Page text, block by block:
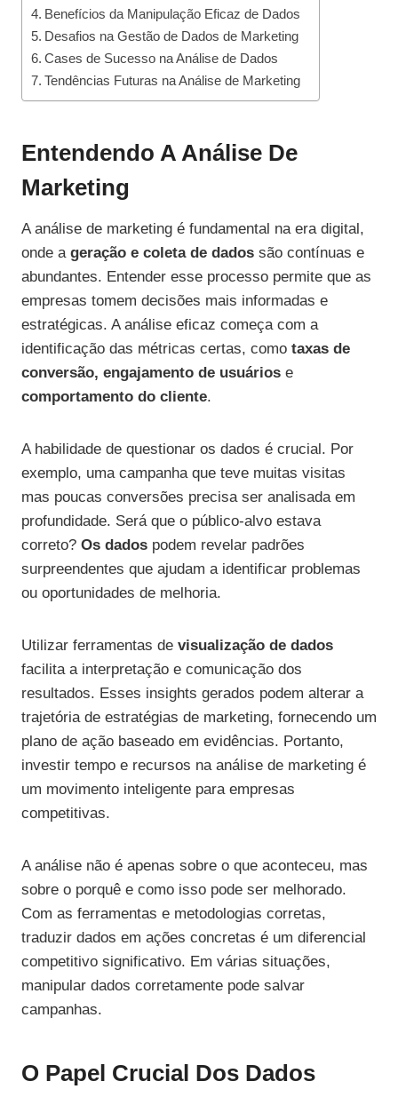
Benefícios da Manipulação Eficaz de Dados
Desafios na Gestão de Dados de Marketing
Cases de Sucesso na Análise de Dados
Tendências Futuras na Análise de Marketing
Entendendo A Análise De
Marketing
A análise de marketing é fundamental na era digital,
onde a geração e coleta de dados são contínuas e
abundantes. Entender esse processo permite que as
empresas tomem decisões mais informadas e
estratégicas. A análise eficaz começa com a
identificação das métricas certas, como taxas de
conversão, engajamento de usuários e
comportamento do cliente.
A habilidade de questionar os dados é crucial. Por
exemplo, uma campanha que teve muitas visitas
mas poucas conversões precisa ser analisada em
profundidade. Será que o público-alvo estava
correto? Os dados podem revelar padrões
surpreendentes que ajudam a identificar problemas
ou oportunidades de melhoria.
Utilizar ferramentas de visualização de dados
facilita a interpretação e comunicação dos
resultados. Esses insights gerados podem alterar a
trajetória de estratégias de marketing, fornecendo um
plano de ação baseado em evidências. Portanto,
investir tempo e recursos na análise de marketing é
um movimento inteligente para empresas
competitivas.
A análise não é apenas sobre o que aconteceu, mas
sobre o porquê e como isso pode ser melhorado.
Com as ferramentas e metodologias corretas,
traduzir dados em ações concretas é um diferencial
competitivo significativo. Em várias situações,
manipular dados corretamente pode salvar
campanhas.
O Papel Crucial Dos Dados